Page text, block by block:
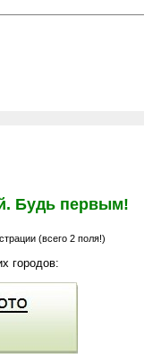
Будь первым!
(всего 2 поля!)
городов: